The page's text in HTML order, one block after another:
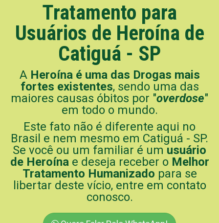
Tratamento para
Usuários de Heroína de
Catiguá - SP
A Heroína é uma das Drogas mais
fortes existentes, sendo uma das
maiores causas óbitos por "overdose"
em todo o mundo.
Este fato não é diferente aqui no
Brasil e nem mesmo em Catiguá - SP.
Se você ou um familiar é um usuário
de Heroínae deseja receber o Melhor
Tratamento Humanizado para se
libertar deste vício, entre em contato
conosco.